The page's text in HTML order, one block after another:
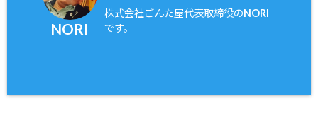
NORI
株式会社ごんた屋代表取締役のNORI
です。